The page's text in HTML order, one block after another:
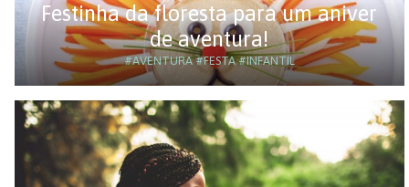
Festinha da floresta para um aniver
de aventura!
#AVENTURA#FESTA#INFANTIL